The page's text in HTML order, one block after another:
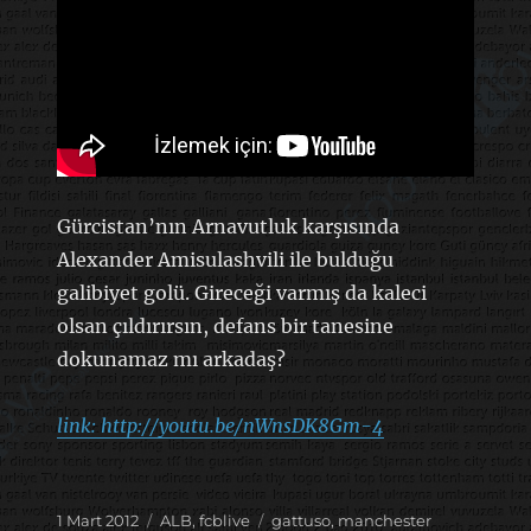
Gürcistan’nın Arnavutluk karşısında
Alexander Amisulashvili ile bulduğu
galibiyet golü. Gireceği varmış da kaleci
olsan çıldırırsın, defans bir tanesine
dokunamaz mı arkadaş?
link: http://youtu.be/nWnsDK8Gm-4
Yayın
1 Mart 2012 Kategoriler
ALB, fcblive Etiketler
gattuso, manchester